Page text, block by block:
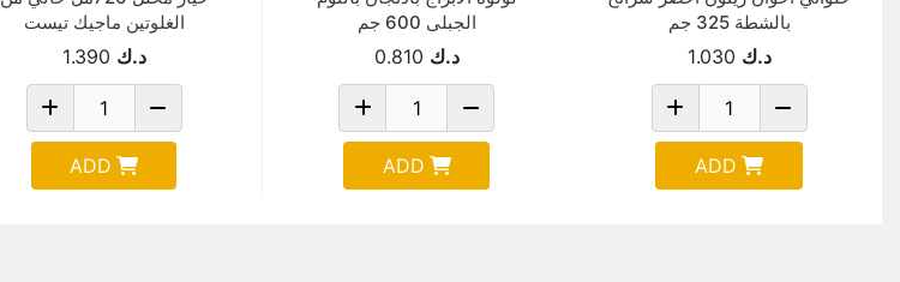
بالشطة 325 جم
د.ك 1.030
ADD
الجبلى 600 جم
د.ك 0.810
ADD
الغلوتين ماجيك تيست
د.ك 1.390
ADD